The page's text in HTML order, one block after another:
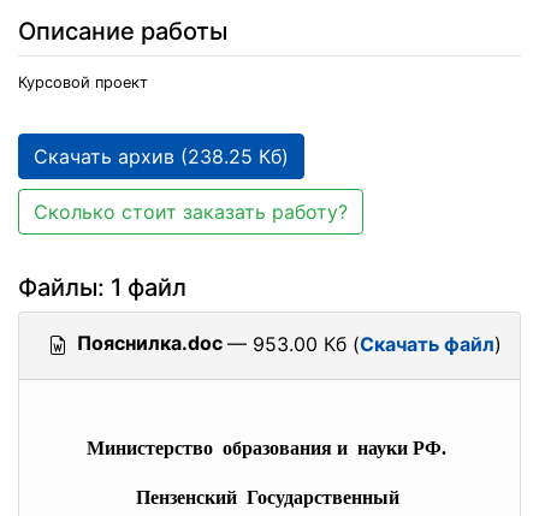
Описание работы
Курсовой проект
Скачать архив (238.25 Кб)
Сколько стоит заказать работу?
Файлы: 1 файл
Пояснилка.doc — 953.00 Кб (Скачать файл)
Министерство образования и науки РФ.
Пензенский Государственный